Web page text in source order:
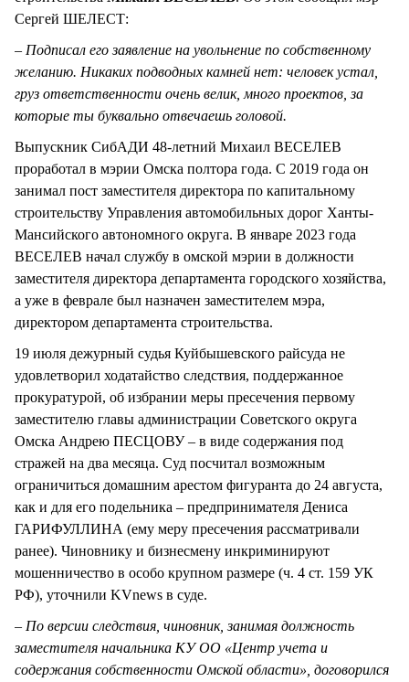
Сергей ШЕЛЕСТ:
– Подписал его заявление на увольнение по собственному
желанию. Никаких подводных камней нет: человек устал,
груз ответственности очень велик, много проектов, за
которые ты буквально отвечаешь головой.
Выпускник СибАДИ 48-летний Михаил ВЕСЕЛЕВ
проработал в мэрии Омска полтора года. С 2019 года он
занимал пост заместителя директора по капитальному
строительству Управления автомобильных дорог Ханты-
Мансийского автономного округа. В январе 2023 года
ВЕСЕЛЕВ начал службу в омской мэрии в должности
заместителя директора департамента городского хозяйства,
а уже в феврале был назначен заместителем мэра,
директором департамента строительства.
19 июля дежурный судья Куйбышевского райсуда не
удовлетворил ходатайство следствия, поддержанное
прокуратурой, об избрании меры пресечения первому
заместителю главы администрации Советского округа
Омска Андрею ПЕСЦОВУ – в виде содержания под
стражей на два месяца. Суд посчитал возможным
ограничиться домашним арестом фигуранта до 24 августа,
как и для его подельника – предпринимателя Дениса
ГАРИФУЛЛИНА (ему меру пресечения рассматривали
ранее). Чиновнику и бизнесмену инкриминируют
мошенничество в особо крупном размере (ч. 4 ст. 159 УК
РФ), уточнили KVnews в суде.
– По версии следствия, чиновник, занимая должность
заместителя начальника КУ ОО «Центр учета и
содержания собственности Омской области», договорился